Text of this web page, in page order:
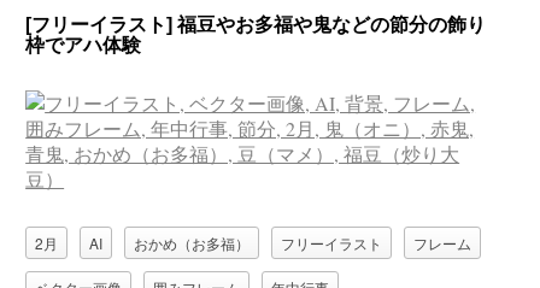
[フリーイラスト] 福豆やお多福や鬼などの節分の飾り
枠でアハ体験
2月 AI おかめ（お多福） フリーイラスト フレーム